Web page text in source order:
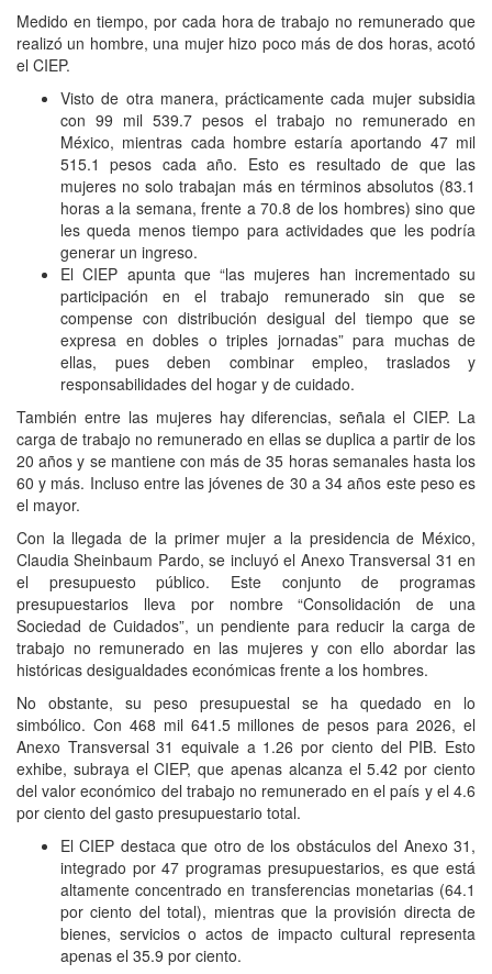
Medido en tiempo, por cada hora de trabajo no remunerado que
realizó un hombre, una mujer hizo poco más de dos horas, acotó
el CIEP.
Visto de otra manera, prácticamente cada mujer subsidia
con 99 mil 539.7 pesos el trabajo no remunerado en
México, mientras cada hombre estaría aportando 47 mil
515.1 pesos cada año. Esto es resultado de que las
mujeres no solo trabajan más en términos absolutos (83.1
horas a la semana, frente a 70.8 de los hombres) sino que
les queda menos tiempo para actividades que les podría
generar un ingreso.
El CIEP apunta que “las mujeres han incrementado su
participación en el trabajo remunerado sin que se
compense con distribución desigual del tiempo que se
expresa en dobles o triples jornadas” para muchas de
ellas, pues deben combinar empleo, traslados y
responsabilidades del hogar y de cuidado.
También entre las mujeres hay diferencias, señala el CIEP. La
carga de trabajo no remunerado en ellas se duplica a partir de los
20 años y se mantiene con más de 35 horas semanales hasta los
60 y más. Incluso entre las jóvenes de 30 a 34 años este peso es
el mayor.
Con la llegada de la primer mujer a la presidencia de México,
Claudia Sheinbaum Pardo, se incluyó el Anexo Transversal 31 en
el presupuesto público. Este conjunto de programas
presupuestarios lleva por nombre “Consolidación de una
Sociedad de Cuidados”, un pendiente para reducir la carga de
trabajo no remunerado en las mujeres y con ello abordar las
históricas desigualdades económicas frente a los hombres.
No obstante, su peso presupuestal se ha quedado en lo
simbólico. Con 468 mil 641.5 millones de pesos para 2026, el
Anexo Transversal 31 equivale a 1.26 por ciento del PIB. Esto
exhibe, subraya el CIEP, que apenas alcanza el 5.42 por ciento
del valor económico del trabajo no remunerado en el país y el 4.6
por ciento del gasto presupuestario total.
El CIEP destaca que otro de los obstáculos del Anexo 31,
integrado por 47 programas presupuestarios, es que está
altamente concentrado en transferencias monetarias (64.1
por ciento del total), mientras que la provisión directa de
bienes, servicios o actos de impacto cultural representa
apenas el 35.9 por ciento.